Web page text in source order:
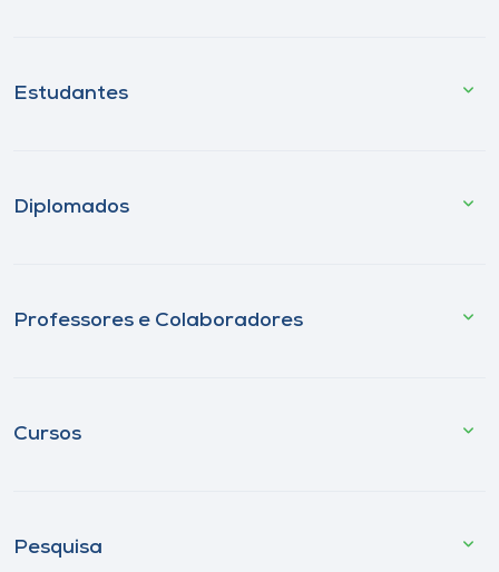
Estudantes
Diplomados
Professores e Colaboradores
Cursos
Pesquisa